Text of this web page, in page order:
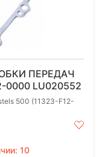
ПЕРЕДАЧ
0000 LU020552
500 (11323-F12-
10